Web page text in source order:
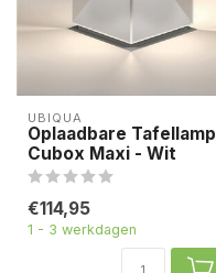
UBIQUA
Oplaadbare Tafellamp
Cubox Maxi - Wit
€114,95
1 - 3 werkdagen